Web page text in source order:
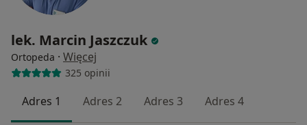
lek. Marcin Jaszczuk
Ortopeda · Więcej
325 opinii
Adres 1 Adres 2 Adres 3 Adres 4